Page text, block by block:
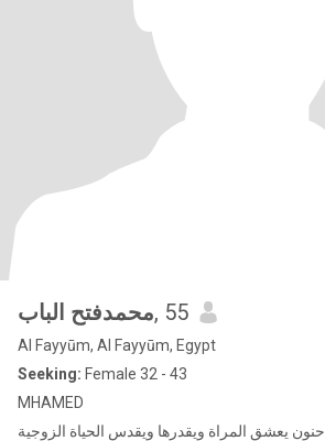
محمدفتح الباب, 55
Al Fayyūm, Al Fayyūm, Egypt
Seeking: Female 32 - 43
MHAMED
محاسب مصرى 55 حنون يعشق المراة ويقدرها ويقدس الحياة الزوجية